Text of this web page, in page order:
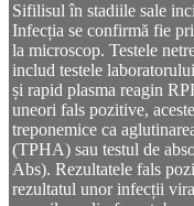
Sifilisul în stadiile sale
Infecția se confirmă fie
la microscop. Testele
includ testele
și rapid plasma reagin
uneori fals pozitive,
treponemice ca
(TPHA) sau testul de
Abs). Rezultatele fals
rezultatul unor infecții